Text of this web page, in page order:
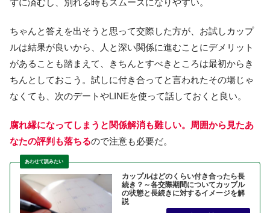
ずに済むし、別れる時もスムーズになりやすい。
ちゃんと答えを出そうと思って交際した方が、お試しカップ
ルは結果が良いから、人と深い関係に進むことにデメリット
があることも踏まえて、きちんとすべきところは最初からき
ちんとしておこう。試しに付き合ってと言われたその場じゃ
なくても、次のデートやLINEを使って話しておくと良い。
腐れ縁になってしまうと関係解消も難しい。周囲から見たあ
なたの評判も落ちるので注意も必要だ。
カップルはどのくらい付き合ったら長
続き？～各交際期間についてカップル
の状態と長続きに対するイメージを解
説